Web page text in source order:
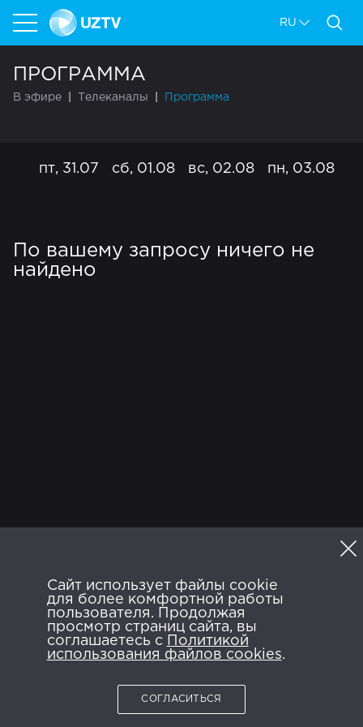
Сайт использует файлы cookie
для более комфортной работы
пользователя. Продолжая
просмотр страниц сайта, вы
соглашаетесь с
Политикой
использования файлов cookies.
СОГЛАСИТЬСЯ
RU
ПРОГРАММА
В эфире Телеканалы Программа
пт, 31.07 сб, 01.08 вс, 02.08 пн, 03.08
По вашему запросу ничего не
найдено
Программа
Политика конфиденциальности
Пользовательское соглашение
Google Play
AVAILABLE ON
App Store